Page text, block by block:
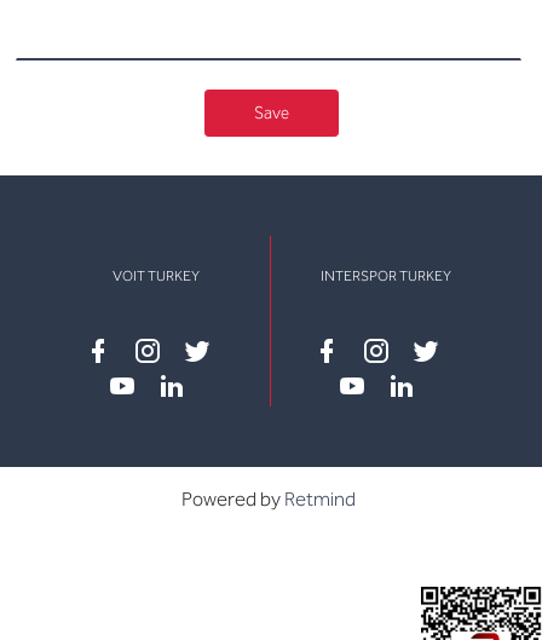
Save
VOIT TURKEY
Facebook
instagram
twitter
INTERSPOR TURKEY
Facebook
instagram
twitter
Powered by Retmind